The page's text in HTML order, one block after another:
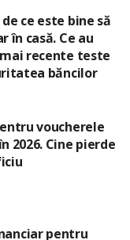
ce este bine să
în casă. Ce au
recente teste
băncilor
voucherele
2026. Cine pierde
pentru